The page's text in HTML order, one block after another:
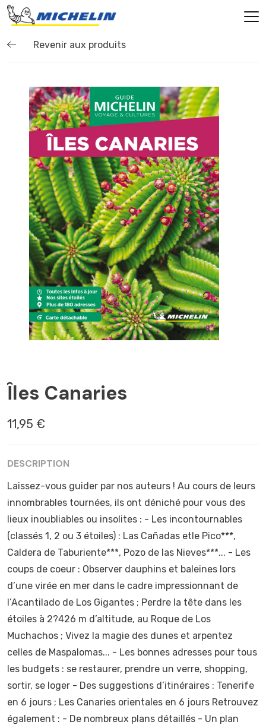
Revenir aux produits
Îles Canaries
11,95 €
DESCRIPTION
Laissez-vous guider par nos auteurs ! Au cours de leurs
innombrables tournées, ils ont déniché pour vous des
lieux inoubliables ou insolites : - Les incontournables
(classés 1, 2 ou 3 étoiles) : Las Cañadas etle Pico***,
Caldera de Taburiente***, Pozo de las Nieves***... - Les
coups de coeur : Observer dauphins et baleines lors
d’une virée en mer dans le cadre impressionnant de
l’Acantilado de Los Gigantes ; Perdre la tête dans les
étoiles à 2?426 m d’altitude, au Roque de Los
Muchachos ; Vivez la magie des dunes et arpentez
celles de Maspalomas... - Les bonnes adresses pour tous
les budgets : se restaurer, prendre un verre, shopping,
sortir, se loger - Des suggestions d’itinéraires : Tenerife
en 6 jours ; Les Canaries orientales en 6 jours Retrouvez
également : - De nombreux plans détaillés - Un plan